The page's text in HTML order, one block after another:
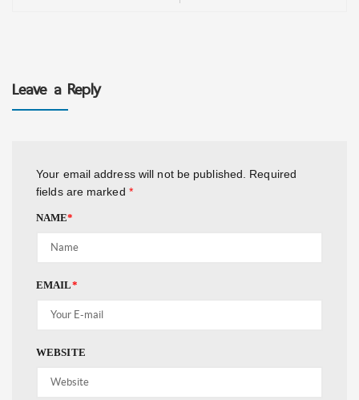
Leave a Reply
Your email address will not be published.
Required
fields are marked *
NAME*
EMAIL*
WEBSITE